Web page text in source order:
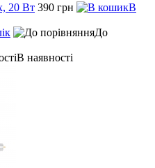
20 Вт 390 грн
В
До
В наявності